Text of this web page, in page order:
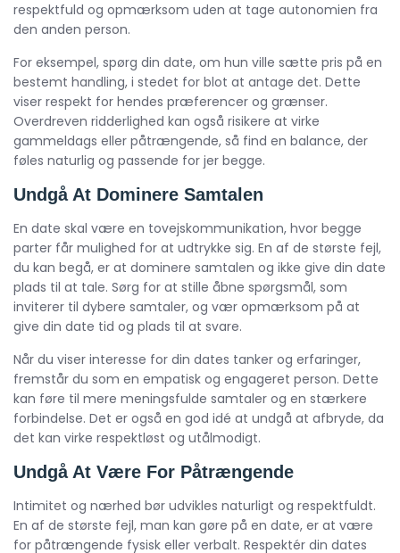
respektfuld og opmærksom uden at tage autonomien fra
den anden person.
For eksempel, spørg din date, om hun ville sætte pris på en
bestemt handling, i stedet for blot at antage det. Dette
viser respekt for hendes præferencer og grænser.
Overdreven ridderlighed kan også risikere at virke
gammeldags eller påtrængende, så find en balance, der
føles naturlig og passende for jer begge.
Undgå At Dominere Samtalen
En date skal være en tovejskommunikation, hvor begge
parter får mulighed for at udtrykke sig. En af de største fejl,
du kan begå, er at dominere samtalen og ikke give din date
plads til at tale. Sørg for at stille åbne spørgsmål, som
inviterer til dybere samtaler, og vær opmærksom på at
give din date tid og plads til at svare.
Når du viser interesse for din dates tanker og erfaringer,
fremstår du som en empatisk og engageret person. Dette
kan føre til mere meningsfulde samtaler og en stærkere
forbindelse. Det er også en god idé at undgå at afbryde, da
det kan virke respektløst og utålmodigt.
Undgå At Være For Påtrængende
Intimitet og nærhed bør udvikles naturligt og respektfuldt.
En af de største fejl, man kan gøre på en date, er at være
for påtrængende fysisk eller verbalt. Respektér din dates